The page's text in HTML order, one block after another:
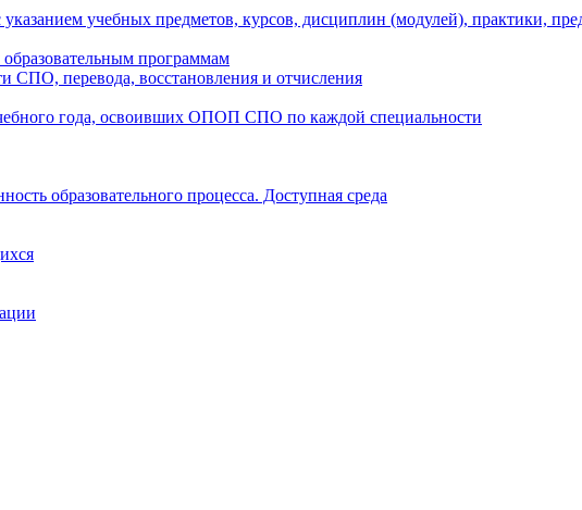
учебных предметов, курсов, дисциплин (модулей), практики,
программам
СПО, перевода, восстановления и отчисления
года, освоивших ОПОП СПО по каждой специальности
образовательного процесса. Доступная среда